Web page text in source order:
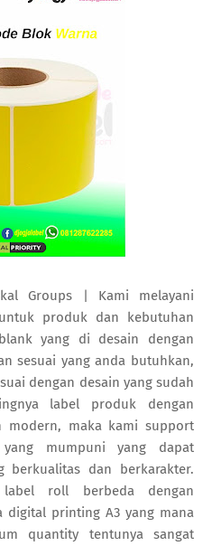
Groups | Kami melayani
produk dan kebutuhan
yang di desain dengan
sesuai yang anda butuhkan,
dengan desain yang sudah
label produk dengan
modern, maka kami support
mumpuni yang dapat
berkualitas dan berkarakter.
roll berbeda dengan
digital printing A3 yang mana
quantity tentunya sangat